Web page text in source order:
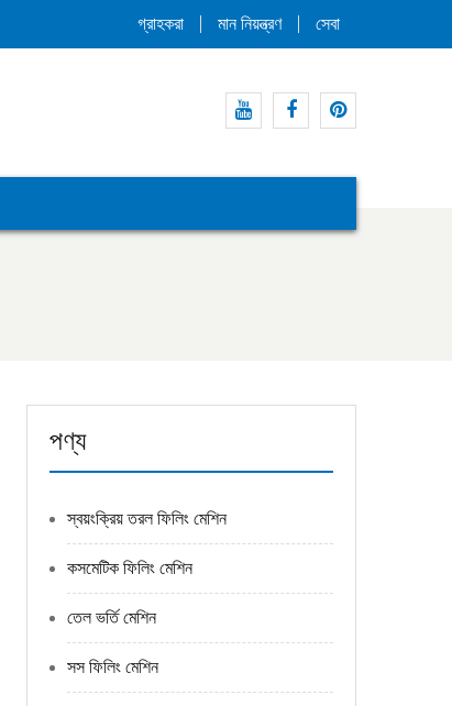
গ্রাহকরা মান নিয়ন্ত্রণ সেবা
পণ্য
স্বয়ংক্রিয় তরল ফিলিং মেশিন
কসমেটিক ফিলিং মেশিন
তেল ভর্তি মেশিন
সস ফিলিং মেশিন